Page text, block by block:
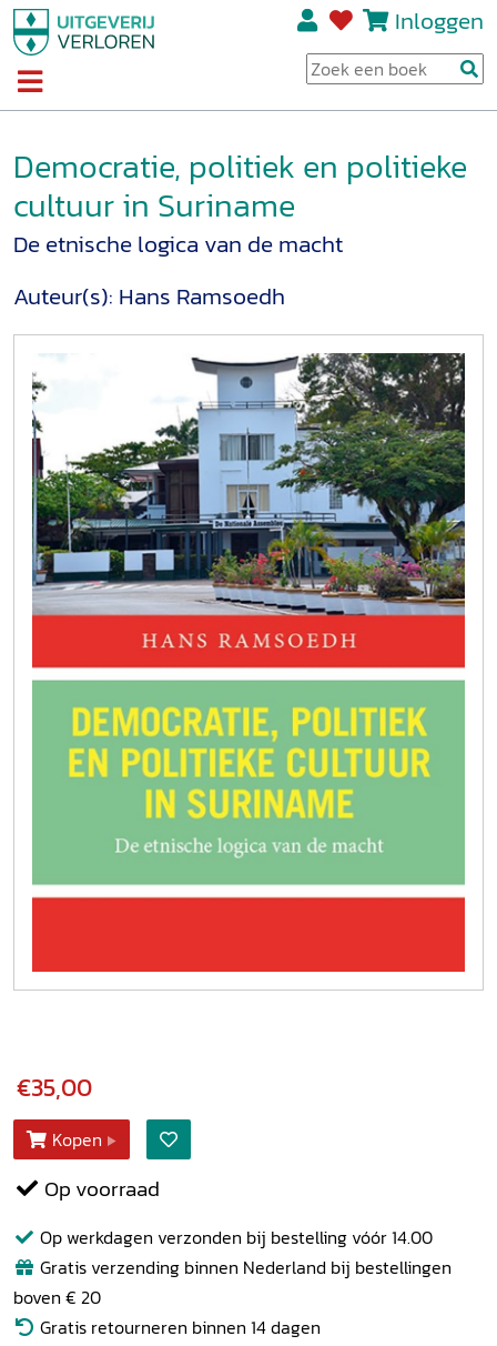
Inloggen
Democratie, politiek en politieke
cultuur in Suriname
De etnische logica van de macht
Auteur(s): Hans Ramsoedh
€35,00
Kopen
Op voorraad
Op werkdagen verzonden bij bestelling vóór 14.00
Gratis verzending binnen Nederland bij bestellingen
boven € 20
Gratis retourneren binnen 14 dagen